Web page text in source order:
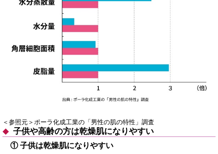
＜参照元＞ポーラ化成工業の「男性の肌の特性」調査
子供や高齢の方は乾燥肌になりやすい
① 子供は乾燥肌になりやすい